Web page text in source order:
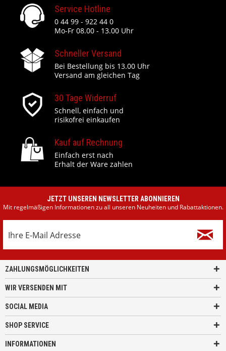
Service Hotline
0 44 99 - 922 44 0
Mo-Fr 08.00 - 13.00 Uhr
Schneller Versand
Bei Bestellung bis 13.00 Uhr
Versand am gleichen Tag
30 Tage Widerruf
Schnell, einfach und
risikofrei einkaufen
Kauf auf Rechnung
Einfach erst nach
Erhalt der Ware zahlen
JETZT UNSEREN NEWSLETTER ABONNIEREN
Mit regelmäßigen Informationen zu all unseren Neuheiten und Rabattaktionen.
ZAHLUNGSMÖGLICHKEITEN
WIR VERSENDEN MIT
SOCIAL MEDIA
SHOP SERVICE
INFORMATIONEN